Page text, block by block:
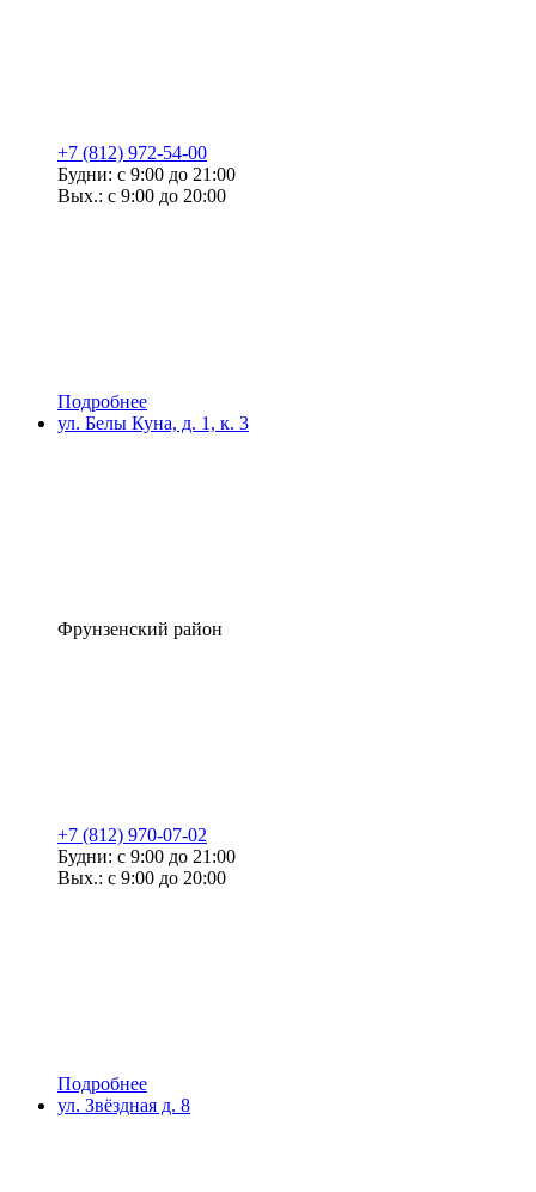
+7 (812) 972-54-00
Будни: с 9:00 до 21:00
Вых.: с 9:00 до 20:00
Подробнее
ул. Белы Куна, д. 1, к. 3
Фрунзенский район
+7 (812) 970-07-02
Будни: с 9:00 до 21:00
Вых.: с 9:00 до 20:00
Подробнее
ул. Звёздная д. 8